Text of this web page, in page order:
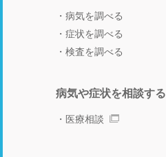
病気を調べる
症状を調べる
検査を調べる
病気や症状を相談する
医療相談